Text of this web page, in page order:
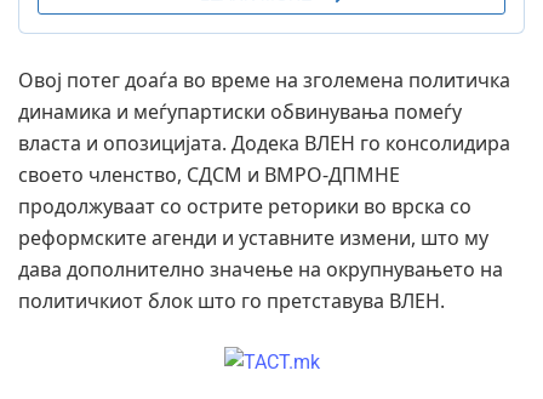
Овој потег доаѓа во време на зголемена политичка
динамика и меѓупартиски обвинувања помеѓу
власта и опозицијата. Додека ВЛЕН го консолидира
своето членство, СДСМ и ВМРО-ДПМНЕ
продолжуваат со острите реторики во врска со
реформските агенди и уставните измени, што му
дава дополнително значење на окрупнувањето на
политичкиот блок што го претставува ВЛЕН.